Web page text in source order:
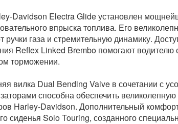
Davidson Electra Glide установлен
впрыска топлива. Его
ручки газа и стремительную динамику.
Reflex Linked Brembo помогают водителю
торможении.
вилка Dual Bending Valve в сочетании с
способна обеспечить
Harley-Davidson. Дополнительный
сиденья Solo Touring, созданного